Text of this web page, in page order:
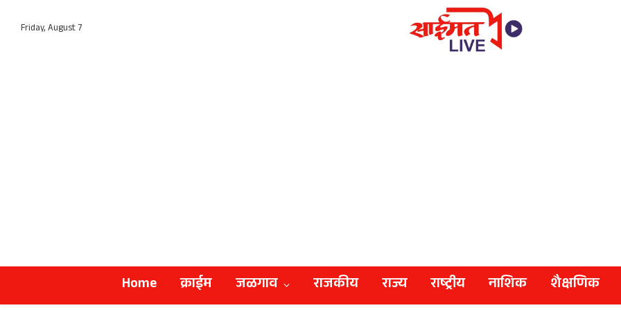
Friday, August 7
Home क्राईम जळगाव राजकीय राज्य राष्ट्रीय नाशिक शैक्षणिक